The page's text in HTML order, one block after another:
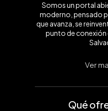
Somos un portal
moderno, pensado
que avanza, se
punto de conexión
Ver
Qué